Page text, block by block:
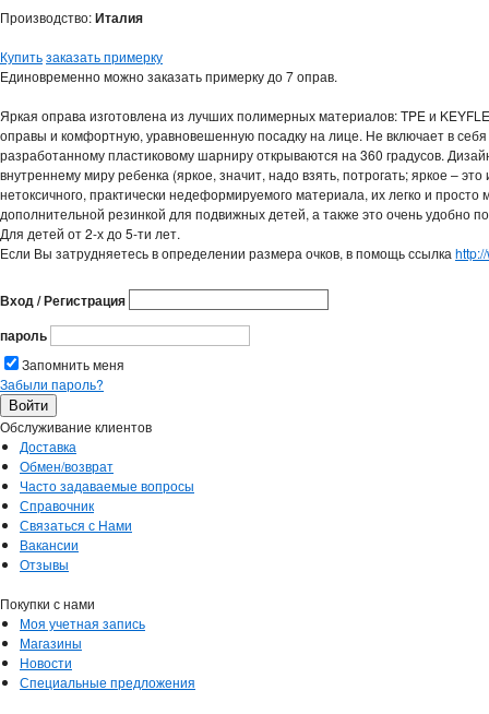
Производство:Италия
Купитьзаказать примерку
Единовременно можно заказать примерку до 7 оправ.
Яркая оправа изготовлена из лучших полимерных материалов: TPE и
оправы и комфортную, уравновешенную посадку на лице. Не включает в
разработанному пластиковому шарниру открываются на 360 градусов.
внутреннему миру ребенка (яркое, значит, надо взять, потрогать; яркое –
нетоксичного, практически недеформируемого материала, их легко и
дополнительной резинкой для подвижных детей, а также это очень удобно
Для детей от 2-х до 5-ти лет.
Если Вы затрудняетесь в определении размера очков, в помощь ссылка
Вход / Регистрация
пароль
Запомнить меня
Забыли пароль?
Обслуживание клиентов
Доставка
Обмен/возврат
Часто задаваемые вопросы
Справочник
Связаться с Нами
Вакансии
Отзывы
Покупки с нами
Моя учетная запись
Магазины
Новости
Специальные предложения